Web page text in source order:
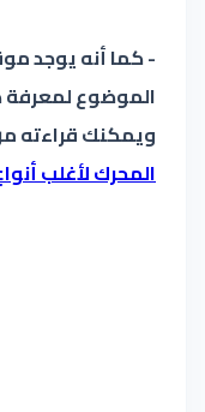
- كما أنه يوجد
الموضوع لمعرفة
ويمكنك قراءته
المحرك لأغلب